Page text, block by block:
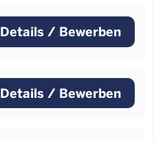
Details / Bewerben
Details / Bewerben